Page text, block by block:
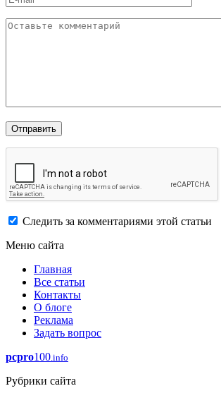
Следить за комментариями этой статьи
Меню сайта
Главная
Все статьи
Контакты
О блоге
Реклама
Задать вопрос
pcpro100.info
Рубрики сайта